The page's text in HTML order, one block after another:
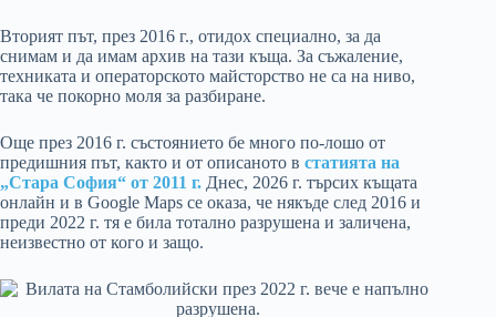
Вторият път, през 2016 г., отидох специално, за да
снимам и да имам архив на тази къща. За съжаление,
техниката и операторското майсторство не са на ниво,
така че покорно моля за разбиране.
Още през 2016 г. състоянието бе много по-лошо от
предишния път, както и от описаното в статията на
„Стара София“ от 2011 г. Днес, 2026 г. търсих къщата
онлайн и в Google Maps се оказа, че някъде след 2016 и
преди 2022 г. тя е била тотално разрушена и заличена,
неизвестно от кого и защо.